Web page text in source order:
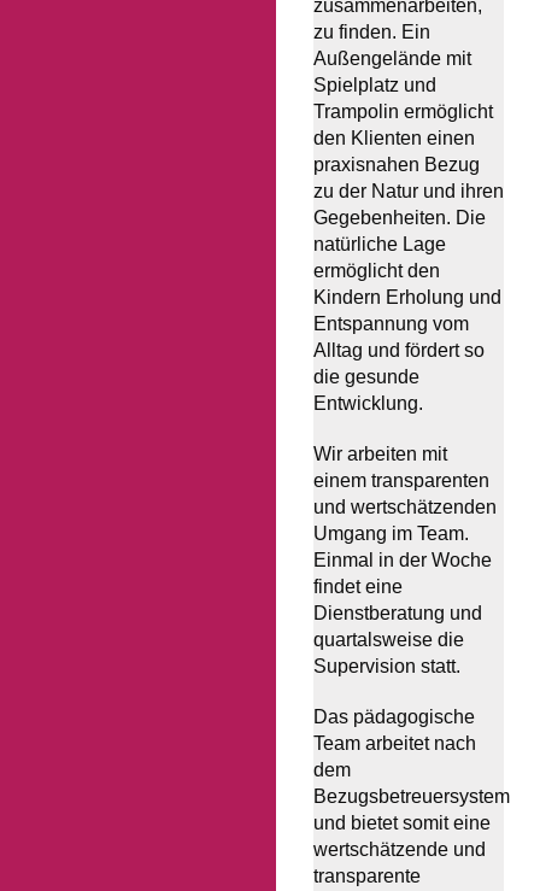
zusammenarbeiten,
zu finden. Ein
Außengelände mit
Spielplatz und
Trampolin ermöglicht
den Klienten einen
praxisnahen Bezug
zu der Natur und ihren
Gegebenheiten. Die
natürliche Lage
ermöglicht den
Kindern Erholung und
Entspannung vom
Alltag und fördert so
die gesunde
Entwicklung.
Wir arbeiten mit
einem transparenten
und wertschätzenden
Umgang im Team.
Einmal in der Woche
findet eine
Dienstberatung und
quartalsweise die
Supervision statt.
Das pädagogische
Team arbeitet nach
dem
Bezugsbetreuersystem
und bietet somit eine
wertschätzende und
transparente